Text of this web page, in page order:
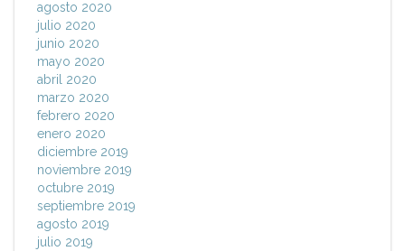
agosto 2020
julio 2020
junio 2020
mayo 2020
abril 2020
marzo 2020
febrero 2020
enero 2020
diciembre 2019
noviembre 2019
octubre 2019
septiembre 2019
agosto 2019
julio 2019